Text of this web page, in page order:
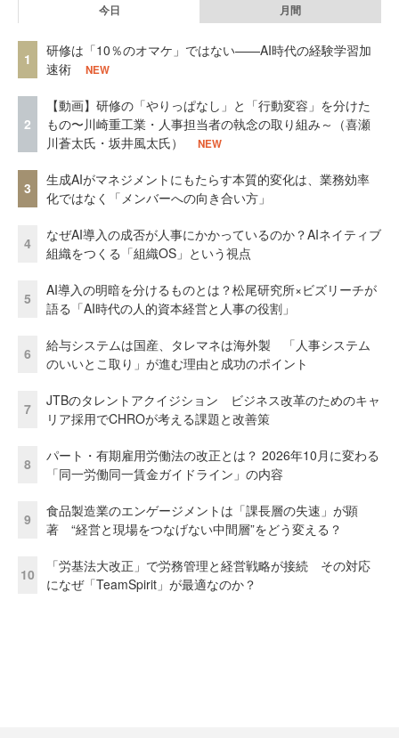
今日 月間
1
研修は「10％のオマケ」ではない——AI時代の経験学習加
速術
NEW
2
【動画】研修の「やりっぱなし」と「行動変容」を分けた
もの〜川崎重工業・人事担当者の執念の取り組み～（喜瀬
川蒼太氏・坂井風太氏）
NEW
3
生成AIがマネジメントにもたらす本質的変化は、業務効率
化ではなく「メンバーへの向き合い方」
4
なぜAI導入の成否が人事にかかっているのか？AIネイティブ
組織をつくる「組織OS」という視点
5
AI導入の明暗を分けるものとは？松尾研究所×ビズリーチが
語る「AI時代の人的資本経営と人事の役割」
6
給与システムは国産、タレマネは海外製 「人事システム
のいいとこ取り」が進む理由と成功のポイント
7
JTBのタレントアクイジション ビジネス改革のためのキャ
リア採用でCHROが考える課題と改善策
8
パート・有期雇用労働法の改正とは？ 2026年10月に変わる
「同一労働同一賃金ガイドライン」の内容
9
食品製造業のエンゲージメントは「課長層の失速」が顕
著 “経営と現場をつなげない中間層”をどう変える？
10
「労基法大改正」で労務管理と経営戦略が接続 その対応
になぜ「TeamSpirit」が最適なのか？